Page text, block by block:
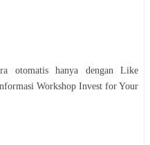
otomatis hanya dengan Like
Workshop Invest for Your